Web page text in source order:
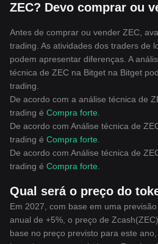
ZEC? Devo comprar ou
Antes de comprar ou vender ZEC,
trading. As atividades dos traders de
podem apresentar diferenças. A
técnica de ZEC na Bitget na Bitget
trading.
De acordo com a análise técnica de
trading é Compra forte
De acordo com Análise técnica de
trading é Compra forte
De acordo com Análise técnica de
trading é Compra forte
Qual será o preço do
Em 2027, com base em uma
anual de +5%, o preço de
base no preço previsto para este